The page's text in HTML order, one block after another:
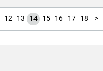
12 13 14 15 16 17 18 >